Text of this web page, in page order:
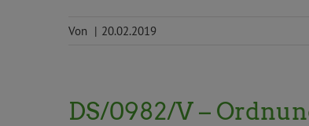
Von | 20.02.2019
DS/0982/V –